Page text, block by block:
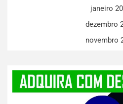
janeiro
dezembro
novembro